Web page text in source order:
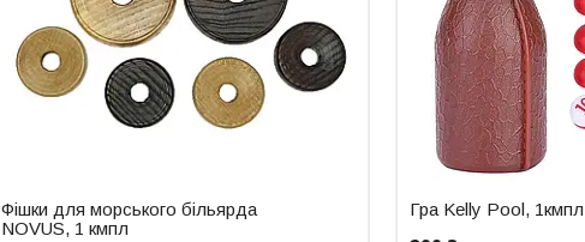
Фішки для морського більярда
NOVUS, 1 кмпл
Гра Kelly Pool, 1кмпл